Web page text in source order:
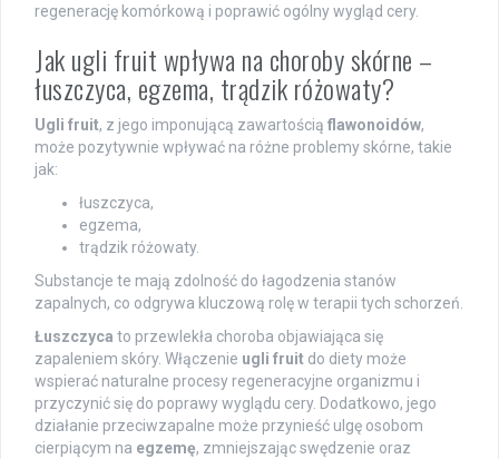
regenerację komórkową i poprawić ogólny wygląd cery.
Jak ugli fruit wpływa na choroby skórne –
łuszczyca, egzema, trądzik różowaty?
Ugli fruit, z jego imponującą zawartością flawonoidów,
może pozytywnie wpływać na różne problemy skórne, takie
jak:
łuszczyca,
egzema,
trądzik różowaty.
Substancje te mają zdolność do łagodzenia stanów
zapalnych, co odgrywa kluczową rolę w terapii tych schorzeń.
Łuszczyca to przewlekła choroba objawiająca się
zapaleniem skóry. Włączenie ugli fruit do diety może
wspierać naturalne procesy regeneracyjne organizmu i
przyczynić się do poprawy wyglądu cery. Dodatkowo, jego
działanie przeciwzapalne może przynieść ulgę osobom
cierpiącym na egzemę, zmniejszając swędzenie oraz